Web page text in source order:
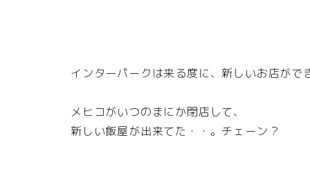
インターパークは来る度に、新しいお店がで
メヒコがいつのまにか閉店して、
新しい飯屋が出来てた・・。チェーン？